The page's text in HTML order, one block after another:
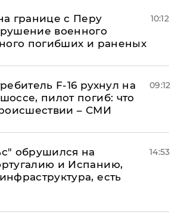
границе с Перу
военного
погибших и раненых
10:12
F-16 рухнул на
пилот погиб: что
– СМИ
09:12
обрушился на
и Испанию,
есть
14:53